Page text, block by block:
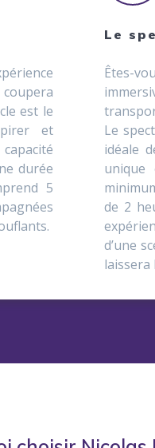
est le
et
durée
5
Le
Êtes-
Le
idéale
unique
de 2
d’une
laissera